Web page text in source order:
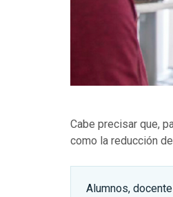
Cabe precisar que,
como la reducción
Alumnos,